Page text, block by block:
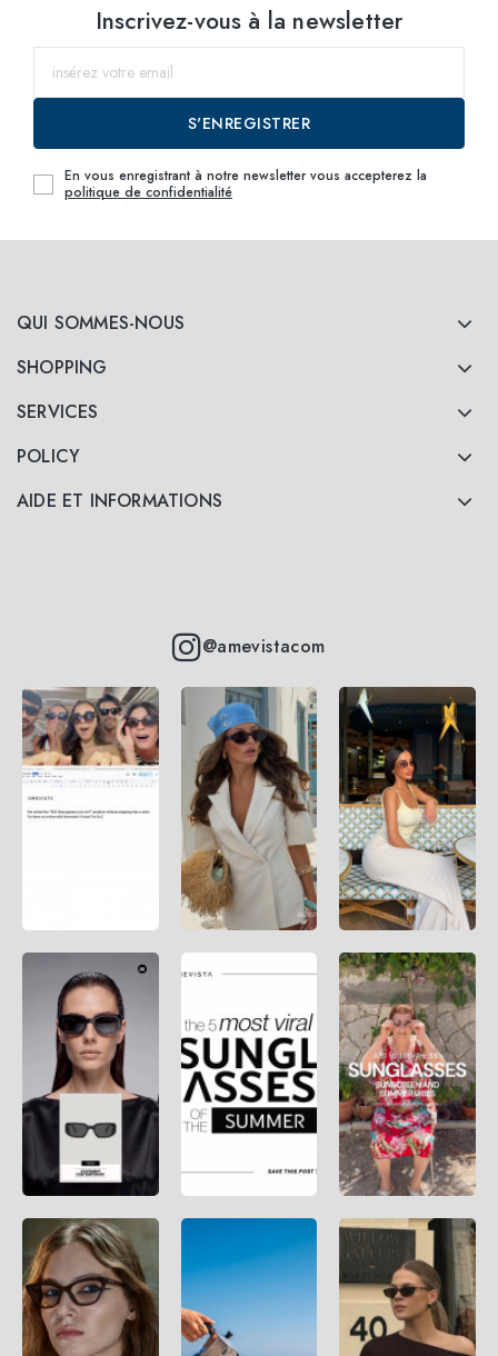
QUI SOMMES-NOUS
SHOPPING
SERVICES
POLICY
AIDE ET INFORMATIONS
@amevistacom
Inscrivez-vous à la newsletter
S'ENREGISTRER
En vous enregistrant à notre newsletter vous accepterez la
politique de confidentialité